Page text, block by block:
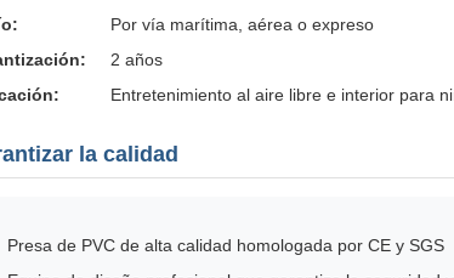
Por vía marítima, aérea o expreso
2 años
Entretenimiento al aire libre e interior para
la calidad
Presa de PVC de alta calidad homologada por CE y SGS